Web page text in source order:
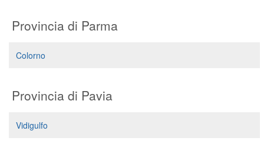
Provincia di Parma
Colorno
Provincia di Pavia
Vidigulfo